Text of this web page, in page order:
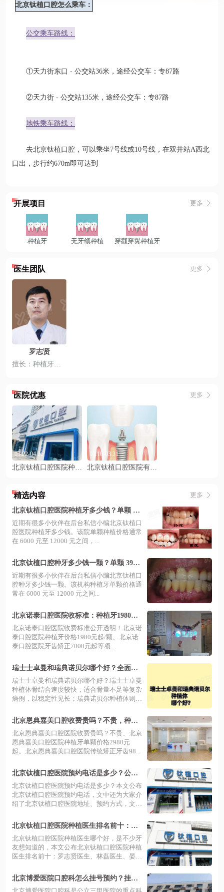
北京钛植口腔怎么乘车：
公交乘车路线：
①天力街东口 - 公交站36米，途经公交车：专87路
②天力街 - 公交站135米，途经公交车：专87路
地铁乘车路线：
去北京钛植口腔，可以乘坐7号线或10号线，在双井站A西北
口出，步行约670m即可达到
开展项目 更多
种植牙 无牙颌种植 穿颧穿翼种植牙
医生团队 更多
罗志贤
擅长： 种植牙
医院优惠 更多
03.22-04.26 03.10-03.31
精选内容 更多
北京钛植口腔医院种植牙多少钱？单颗 39
80 起技术稳，种牙好还实惠
近期有很多小伙伴在后台私信小编北京钛植口
腔医院种植牙多少钱。该院单颗种植价格通常
在 6000 元至 12000 元之间，...
北京钛植口腔种牙多少钱一颗？单颗 3980
+ 医生技术好种植更安心
近期有很多小伙伴在后台私信小编北京钛植口
腔种牙多少钱一颗。该机构种植牙单颗价格通
常在 6000 元至 12000 元之间...
北京诺泰口腔医院收标准：种植牙1980元
起/牙齿矫正7000元起
​北京诺泰口腔医院收费标准公开透明！北京诺
泰口腔医院种植牙价格1980元起/颗、北京诺
泰口腔医院牙齿矫正7000元起等项...
瑞士士卓曼和瑞典诺贝尔哪个好？全面解
析档次/使用寿命价格的区别
瑞士士卓曼和瑞典诺贝尔哪个好？瑞士士卓曼
种植体骨结合速度较快，适合骨量不足等复杂
病例，以稳定性见长；瑞典诺贝尔种植体则
北京恩典嘉美口腔收费贵吗？不贵，种植
牙2980元起/矫正9800元起
北京恩典嘉美口腔医院收费贵吗？不贵、北京
恩典嘉美口腔医院种植牙单颗价格2980元
起。北京恩典嘉美口腔医院传统矫正牙齿98...
北京钛植口腔医院预约电话是多少？公布
钛植口腔电话/地址/预约方式|附医生推荐
北京钛植口腔医院预约电话是多少？本文公布
北京钛植口腔医院预约电话，文中还为大家介
绍了北京钛植口腔医院地址、预约方式，文
北京钛植口腔医院种植医生排名前十：罗
志贤/林磊/晏峰/向辉/毛坤医生排名前五
北京钛植口腔医院种植医生哪个好，是不少牙
友想知道的，本文公布北京钛植口腔医院种植
医生排名前十：罗志贤医生、林磊医生、晏
北京博爱医院口腔科怎么挂号预约？挂号
预约方式/医生出诊时间/价格表一览